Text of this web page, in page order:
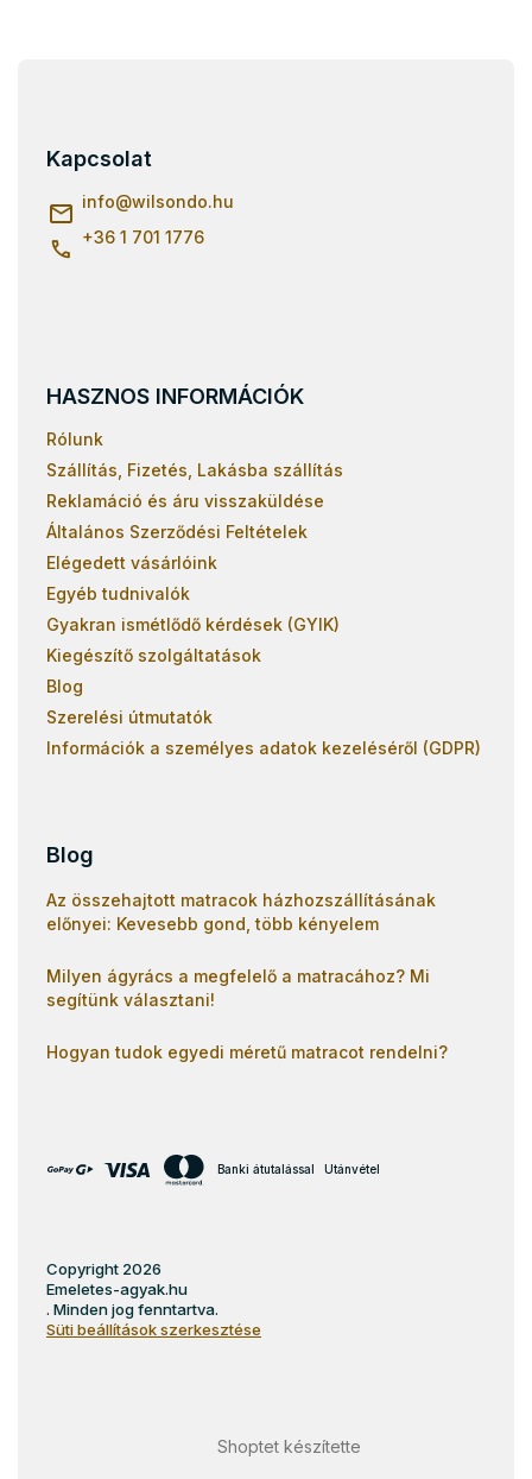
Kapcsolat
info@wilsondo.hu
+36 1 701 1776
HASZNOS INFORMÁCIÓK
Rólunk
Szállítás, Fizetés, Lakásba szállítás
Reklamáció és áru visszaküldése
Általános Szerződési Feltételek
Elégedett vásárlóink
Egyéb tudnivalók
Gyakran ismétlődő kérdések (GYIK)
Kiegészítő szolgáltatások
Blog
Szerelési útmutatók
Információk a személyes adatok kezeléséről (GDPR)
Blog
Az összehajtott matracok házhozszállításának
előnyei: Kevesebb gond, több kényelem
Milyen ágyrács a megfelelő a matracához? Mi
segítünk választani!
Hogyan tudok egyedi méretű matracot rendelni?
Banki átutalással Utánvétel
Shoptet készítette
Copyright 2026
Emeletes-agyak.hu
. Minden jog fenntartva.
Süti beállítások szerkesztése